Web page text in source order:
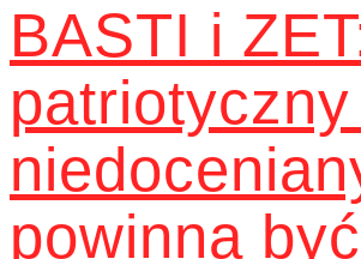
BASTI i
powinna być